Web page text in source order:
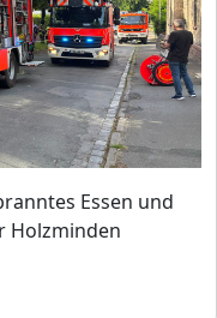
Essen und
Holzminden